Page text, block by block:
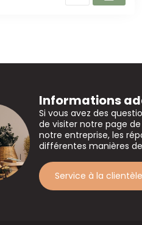
Informations
Si vous avez des
de visiter notre page
notre entreprise, les
différentes manières
Service à la clientèle